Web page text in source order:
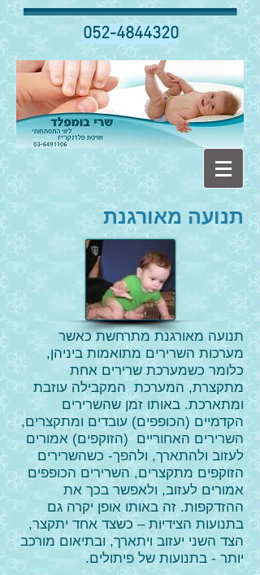
052-4844320
תנועה מאורגנת
תנועה מאורגנת מתרחשת כאשר
מערכות השרירים מתואמות ביניהן,
כלומר כשמערכת שרירים אחת
מתקצרת, המערכת המקבילה עוזבת
ומתארכת. באותו זמן שהשרירים
הקדמיים (הכופפים) עובדים ומתקצרים,
השרירים האחוריים (הזוקפים) אמורים
לעזוב ולהתארך, ולהפך- כשהשרירים
הזוקפים מתקצרים, השרירים הכופפים
אמורים לעזוב, ולאפשר בכך את
ההזדקפות. זה באותו אופן יקרה גם
בתנועות הצידיות – כשצד אחד יתקצר,
הצד השני יעזוב ויתארך, ובתיאום מורכב
יותר - בתנועות של פיתולים.